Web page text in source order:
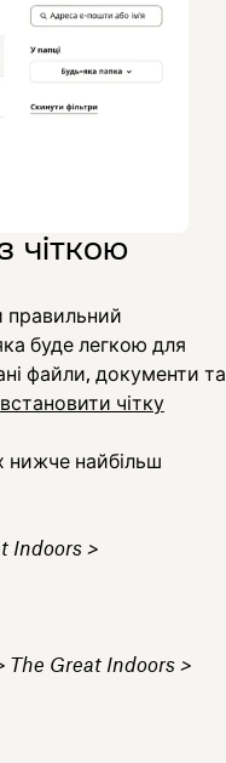
чіткою
правильний
буде легкою для
файли, документи та
встановити чітку
нижче найбільш
Indoors >
The Great Indoors >